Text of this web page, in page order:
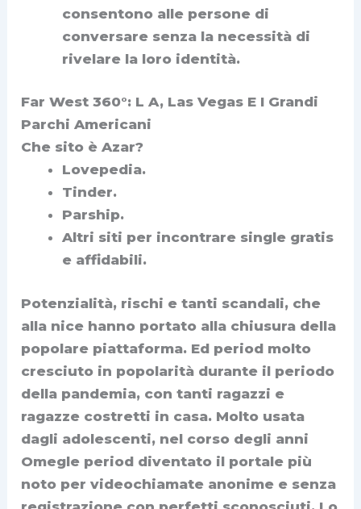
consentono alle persone di
conversare senza la necessità di
rivelare la loro identità.
Far West 360°: L A, Las Vegas E I Grandi
Parchi Americani
Che sito è Azar?
Lovepedia.
Tinder.
Parship.
Altri siti per incontrare single gratis
e affidabili.
Potenzialità, rischi e tanti scandali, che
alla nice hanno portato alla chiusura della
popolare piattaforma. Ed period molto
cresciuto in popolarità durante il periodo
della pandemia, con tanti ragazzi e
ragazze costretti in casa. Molto usata
dagli adolescenti, nel corso degli anni
Omegle period diventato il portale più
noto per videochiamate anonime e senza